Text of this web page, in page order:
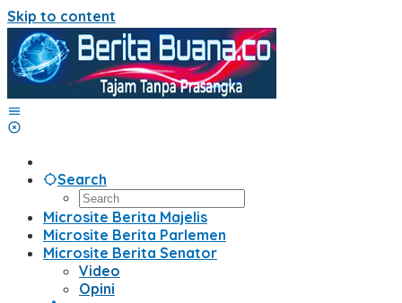
Skip to content
Search
Microsite Berita Majelis
Microsite Berita Parlemen
Microsite Berita Senator
Video
Opini